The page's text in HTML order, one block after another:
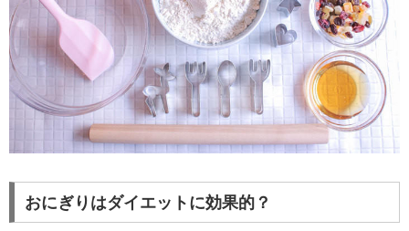
おにぎりはダイエットに効果的？